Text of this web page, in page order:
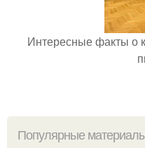
Интересные факты о
Популярные